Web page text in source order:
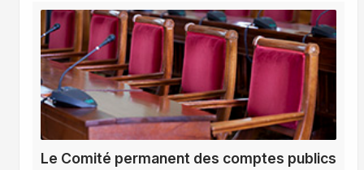
Le Comité permanent des comptes publics